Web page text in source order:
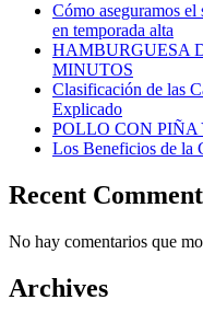
Cómo aseguramos
en temporada alta
HAMBURGUESA
MINUTOS
Clasificación de las
Explicado
POLLO CON PIÑA
Los Beneficios de la
Recent
No hay comentarios que
Archives